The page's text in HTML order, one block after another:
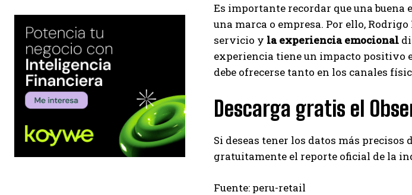
Es importante recordar que una
una marca o empresa. Por ello,
servicio y la experiencia emocional
experiencia tiene un impacto positivo
debe ofrecerse tanto en los canales
Descarga gratis el
Si deseas tener los datos más
gratuitamente el reporte oficial de la
Fuente: peru-retail